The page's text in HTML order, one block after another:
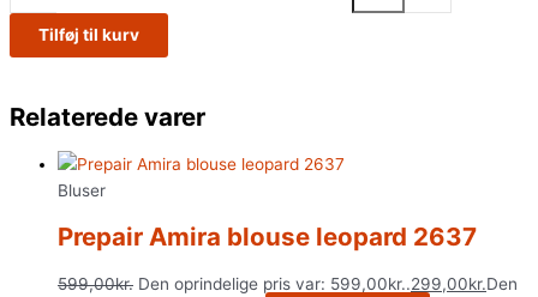
Tilføj til kurv
Relaterede varer
Bluser
Prepair Amira blouse leopard 2637
599,00kr. Den oprindelige pris var: 599,00kr..299,00kr.Den